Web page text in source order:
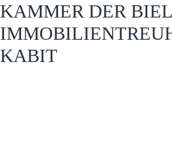
KAMMER DER
KABIT